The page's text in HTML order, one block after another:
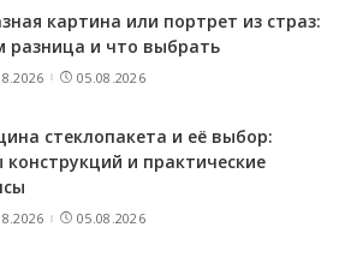
картина или портрет из страз:
разница и что выбрать
05.08.2026
стеклопакета и её выбор:
конструкций и практические
05.08.2026